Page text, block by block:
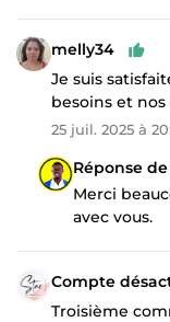
melly34
Je suis
besoins et
25 juil. 2025 à
Réponse de
Merci
avec vous.
Compte
Troisième